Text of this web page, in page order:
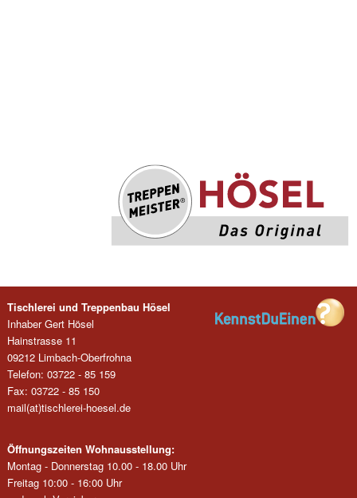
Tischlerei und Treppenbau Hösel
Inhaber Gert Hösel
Hainstrasse 11
09212 Limbach-Oberfrohna
Telefon: 03722 - 85 159
Fax: 03722 - 85 150
mail(at)tischlerei-hoesel.de
Öffnungszeiten Wohnausstellung:
Montag - Donnerstag 10.00 - 18.00 Uhr
Freitag 10:00 - 16:00 Uhr